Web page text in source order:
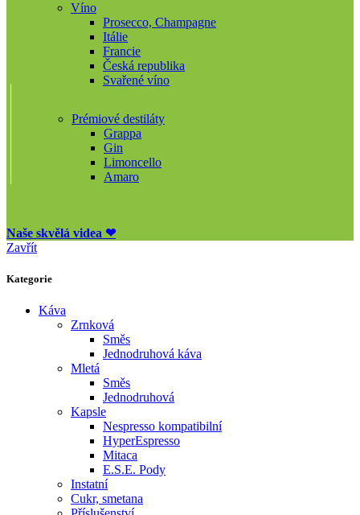
Víno
Prosecco, Champagne
Itálie
Francie
Česká republika
Svařené víno
Prémiové destiláty
Grappa
Gin
Limoncello
Amaro
Naše skvělá videa ❤
Zavřít
Kategorie
Káva
Zrnková
Směs
Jednodruhová káva
Mletá
Směs
Jednodruhová
Kapsle
Nespresso kompatibilní
HyperEspresso
Mitaca
E.S.E. Pody
Instatní
Cukr, smetana